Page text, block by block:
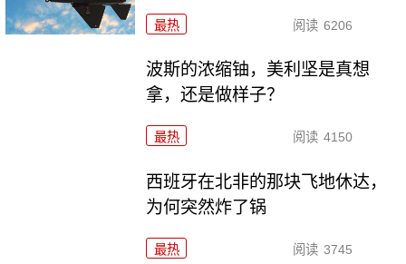
最热 阅读 6206
波斯的浓缩铀，美利坚是真想
拿，还是做样子？
最热 阅读 4150
西班牙在北非的那块飞地休达，
为何突然炸了锅
最热 阅读 3745